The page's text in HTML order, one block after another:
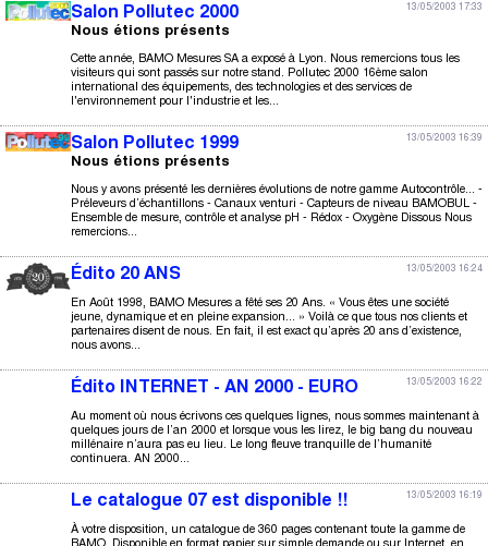
13/05/2003 17:33
Salon Pollutec 2000
Nous étions présents
Cette année, BAMO Mesures SA a exposé à Lyon. Nous remercions tous les
visiteurs qui sont passés sur notre stand. Pollutec 2000 16ème salon
international des équipements, des technologies et des services de
l'environnement pour l'industrie et les...
13/05/2003 16:39
Salon Pollutec 1999
Nous étions présents
Nous y avons présenté les dernières évolutions de notre gamme Autocontrôle... -
Préleveurs d’échantillons - Canaux venturi - Capteurs de niveau BAMOBUL -
Ensemble de mesure, contrôle et analyse pH - Rédox - Oxygène Dissous Nous
remercions...
13/05/2003 16:24
Édito 20 ANS
En Août 1998, BAMO Mesures a fêté ses 20 Ans. « Vous êtes une société
jeune, dynamique et en pleine expansion... » Voilà ce que tous nos clients et
partenaires disent de nous. En fait, il est exact qu’après 20 ans d’existence,
nous avons...
13/05/2003 16:22
Édito INTERNET - AN 2000 - EURO
Au moment où nous écrivons ces quelques lignes, nous sommes maintenant à
quelques jours de l’an 2000 et lorsque vous les lirez, le big bang du nouveau
millénaire n’aura pas eu lieu. Le long fleuve tranquille de l’humanité
continuera. AN 2000...
13/05/2003 16:19
Le catalogue 07 est disponible !!
À votre disposition, un catalogue de 360 pages contenant toute la gamme de
BAMO. Disponible en format papier sur simple demande ou sur Internet, en